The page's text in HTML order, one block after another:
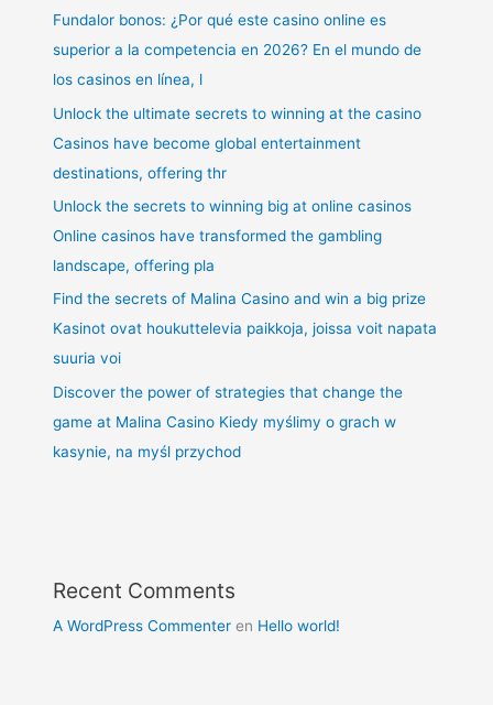
Fundalor bonos: ¿Por qué este casino online es
superior a la competencia en 2026? En el mundo de
los casinos en línea, l
Unlock the ultimate secrets to winning at the casino
Casinos have become global entertainment
destinations, offering thr
Unlock the secrets to winning big at online casinos
Online casinos have transformed the gambling
landscape, offering pla
Find the secrets of Malina Casino and win a big prize
Kasinot ovat houkuttelevia paikkoja, joissa voit napata
suuria voi
Discover the power of strategies that change the
game at Malina Casino Kiedy myślimy o grach w
kasynie, na myśl przychod
Recent Comments
A WordPress Commenter en Hello world!